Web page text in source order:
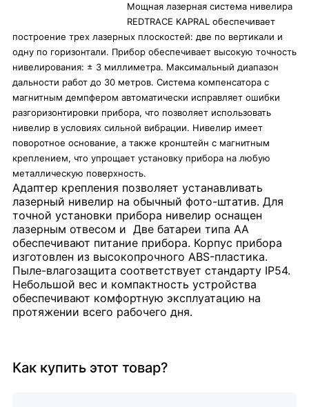
Мощная лазерная система нивелира
REDTRACE KAPRAL обеспечивает
построение трех лазерных плоскостей: две по вертикали и
одну по горизонтали. Прибор обеспечивает высокую точность
нивелирования: ± 3 миллиметра. Максимальный диапазон
дальности работ до 30 метров. Система компенсатора с
магнитным демпфером автоматически исправляет ошибки
разгоризонтировки прибора, что позволяет использовать
нивелир в условиях сильной вибрации. Нивелир имеет
поворотное основание, а также кронштейн с магнитным
креплением, что упрощает установку прибора на любую
металлическую поверхность.
Адаптер крепления позволяет устанавливать
лазерный нивелир на обычный фото-штатив. Для
точной установки прибора нивелир оснащен
лазерным отвесом и Две батареи типа AA
обеспечивают питание прибора. Корпус прибора
изготовлен из высокопрочного ABS-пластика.
Пыле-влагозащита соответствует стандарту IP54.
Небольшой вес и компактность устройства
обеспечивают комфортную эксплуатацию на
протяжении всего рабочего дня.
Как купить этот товар?